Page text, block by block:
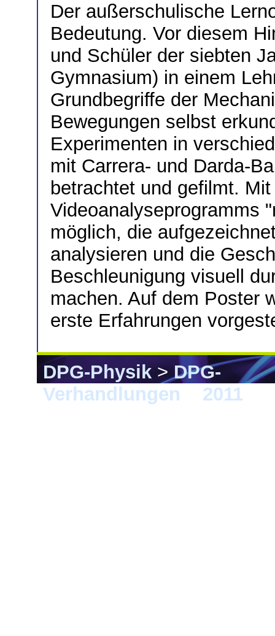
Der außerschulische
Bedeutung. Vor diesem
und Schüler der siebten
Gymnasium) in einem
Grundbegriffe der
Bewegungen selbst
Experimenten in
mit Carrera- und Darda-
betrachtet und gefilmt.
Videoanalyseprogramms
möglich, die
analysieren und die
Beschleunigung visuell
machen. Auf dem Poster
erste Erfahrungen
DPG-Physik>DPG-
Verhandlungen
2011